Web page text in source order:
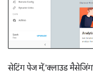
सेटिंग पेज में, 'क्लाउड